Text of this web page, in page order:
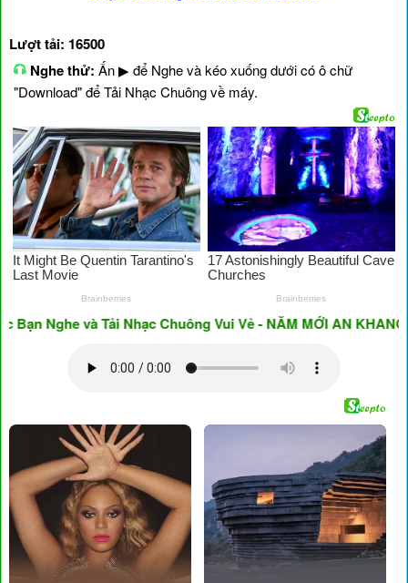
Lượt tải: 16500
Nghe thử: Ấn ▶ để Nghe và kéo xuống dưới có ô chữ
"Download" để Tải Nhạc Chuông về máy.
Nghe và Tải Nhạc Chuông Vui Vẻ - NĂM MỚI AN KHANG &